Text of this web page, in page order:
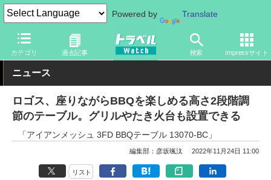
Powered by Translate
カテゴリ 過去記事 検索 Impressサイト
トラベル Watch 旅のアイテム 旅行グッズ アウトドア用品
ニュース
ロゴス、座りながらBBQを楽しめる高さ2段階調
節のテーブル。グリルやたき火台も設置できる
「アイアンメッシュ 3FD BBQテーブル 13070-BC」
編集部：彦坂颯汰 2022年11月24日 11:00
リスト